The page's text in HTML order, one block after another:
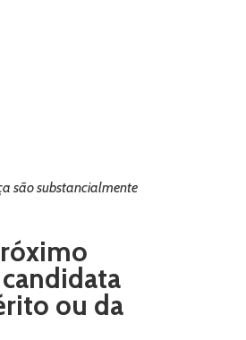
são substancialmente
ou da